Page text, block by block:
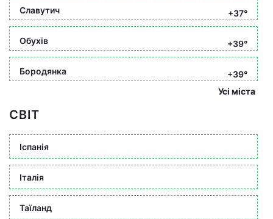
Славутич +37°
Обухів +39°
Бородянка
+39°
Усі міста
СВІТ
Іспанія
Італія
Таїланд